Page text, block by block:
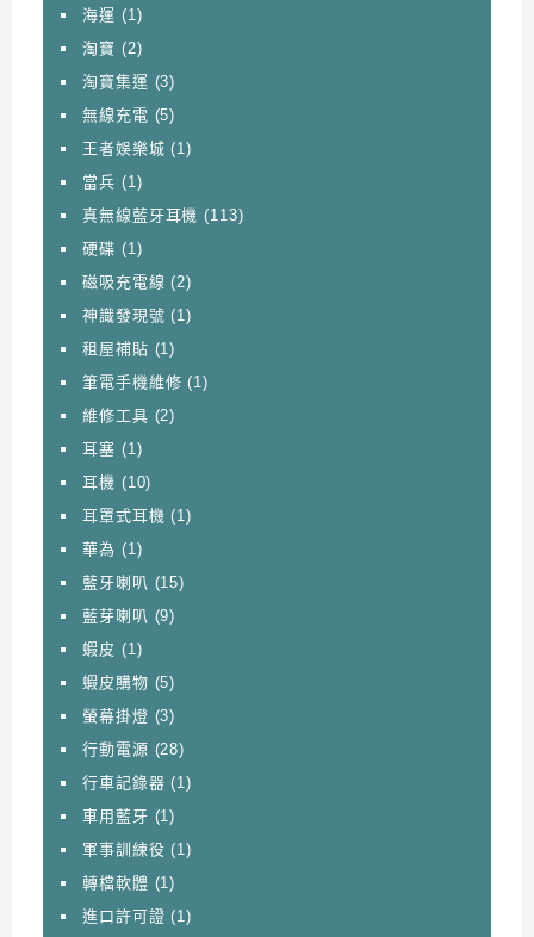
海運 (1)
淘寶 (2)
淘寶集運 (3)
無線充電 (5)
王者娛樂城 (1)
當兵 (1)
真無線藍牙耳機 (113)
硬碟 (1)
磁吸充電線 (2)
神識發現號 (1)
租屋補貼 (1)
筆電手機維修 (1)
維修工具 (2)
耳塞 (1)
耳機 (10)
耳罩式耳機 (1)
華為 (1)
藍牙喇叭 (15)
藍芽喇叭 (9)
蝦皮 (1)
蝦皮購物 (5)
螢幕掛燈 (3)
行動電源 (28)
行車記錄器 (1)
車用藍牙 (1)
軍事訓練役 (1)
轉檔軟體 (1)
進口許可證 (1)